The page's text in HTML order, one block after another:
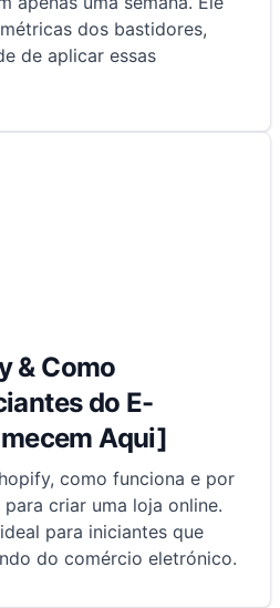
dos bastidores,
de aplicar essas
& Como
do E-
Aqui]
como funciona e por
criar uma loja online.
para iniciantes que
do comércio eletrónico.